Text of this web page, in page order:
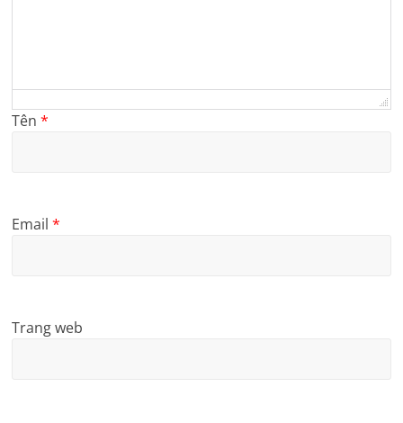
Tên*
Email*
Trang web